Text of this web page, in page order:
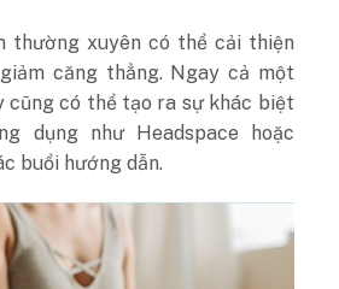
thường xuyên có thể cải thiện
căng thẳng. Ngay cả một
cũng có thể tạo ra sự khác biệt
dụng như Headspace hoặc
buổi hướng dẫn.